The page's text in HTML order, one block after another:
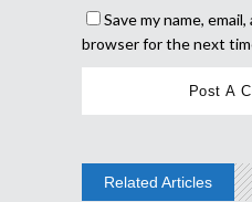
Save my name,
browser for the next
Related Articles